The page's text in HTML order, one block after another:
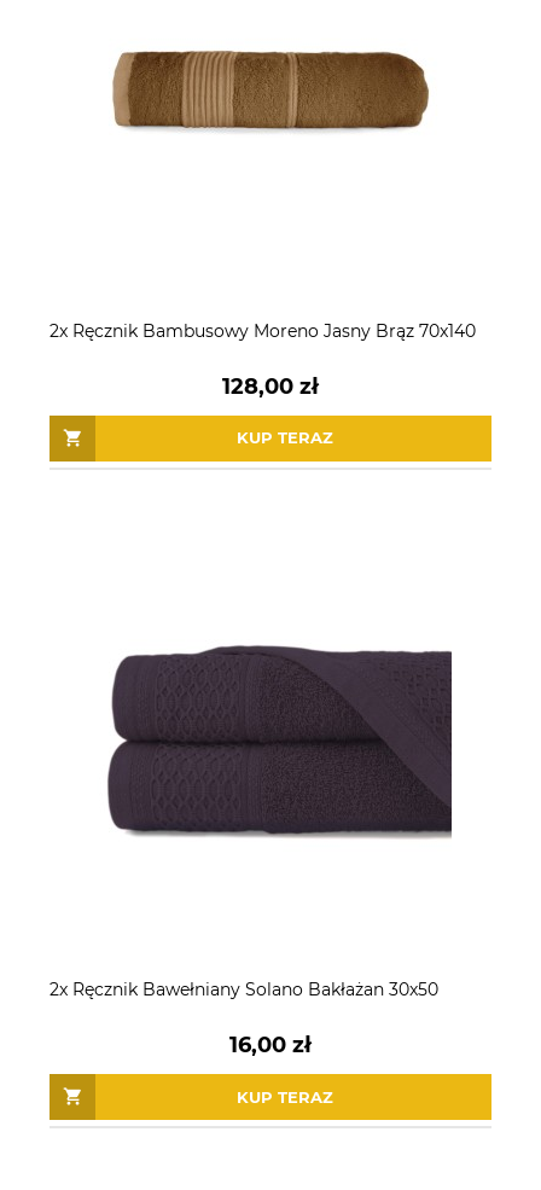
2x Ręcznik Bambusowy Moreno Jasny Brąz 70x140
128,00 zł
KUP TERAZ
2x Ręcznik Bawełniany Solano Bakłażan 30x50
16,00 zł
KUP TERAZ